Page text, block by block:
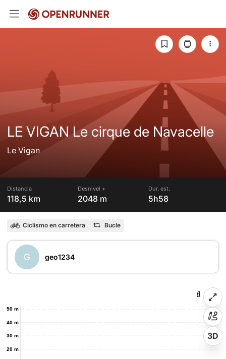
LE VIGAN Le cirque de Navacelle
Le Vigan
Distancia
118,5 km
Desnivel +
2048 m
Dur. est.
5h58
Ciclismo en carretera Bucle
G geo1234
20 m
30 m
40 m
50 m
3D